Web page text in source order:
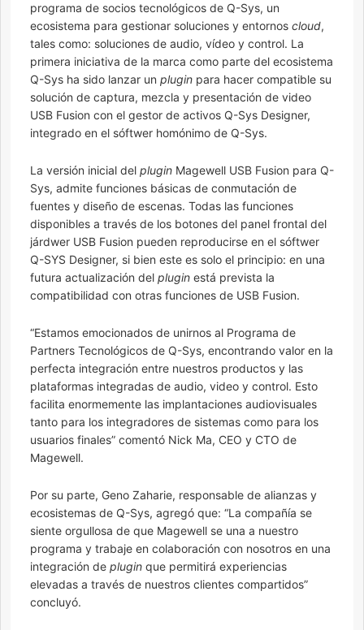
programa de socios tecnológicos de Q-Sys, un
ecosistema para gestionar soluciones y entornos cloud,
tales como: soluciones de audio, vídeo y control. La
primera iniciativa de la marca como parte del ecosistema
Q-Sys ha sido lanzar un plugin para hacer compatible su
solución de captura, mezcla y presentación de video
USB Fusion con el gestor de activos Q-Sys Designer,
integrado en el sóftwer homónimo de Q-Sys.
La versión inicial del plugin Magewell USB Fusion para Q-
Sys, admite funciones básicas de conmutación de
fuentes y diseño de escenas. Todas las funciones
disponibles a través de los botones del panel frontal del
járdwer USB Fusion pueden reproducirse en el sóftwer
Q-SYS Designer, si bien este es solo el principio: en una
futura actualización del plugin está prevista la
compatibilidad con otras funciones de USB Fusion.
“Estamos emocionados de unirnos al Programa de
Partners Tecnológicos de Q-Sys, encontrando valor en la
perfecta integración entre nuestros productos y las
plataformas integradas de audio, video y control. Esto
facilita enormemente las implantaciones audiovisuales
tanto para los integradores de sistemas como para los
usuarios finales” comentó Nick Ma, CEO y CTO de
Magewell.
Por su parte, Geno Zaharie, responsable de alianzas y
ecosistemas de Q-Sys, agregó que: “La compañía se
siente orgullosa de que Magewell se una a nuestro
programa y trabaje en colaboración con nosotros en una
integración de plugin que permitirá experiencias
elevadas a través de nuestros clientes compartidos”
concluyó.